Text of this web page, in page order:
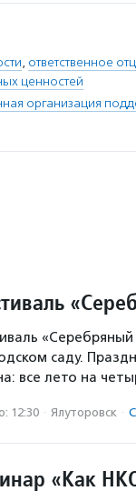
, ответственное
ценностей
организация
«Серебряный
саду.
все лето на
12:30 · Ялуторовск ·
«Как